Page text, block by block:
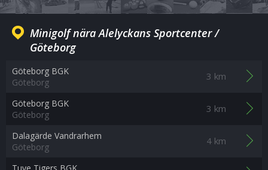
Minigolf nära Alelyckans Sportcenter /
Göteborg
Göteborg BGK
Göteborg
3 km
Göteborg BGK
Göteborg
3 km
Dalagärde Vandrarhem
Göteborg
4 km